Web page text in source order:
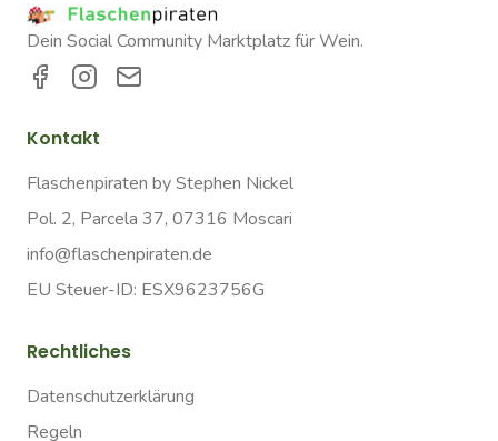
Dein Social Community Marktplatz für Wein.
Kontakt
Flaschenpiraten by Stephen Nickel
Pol. 2, Parcela 37, 07316 Moscari
info@flaschenpiraten.de
EU Steuer-ID: ESX9623756G
Rechtliches
Datenschutzerklärung
Regeln